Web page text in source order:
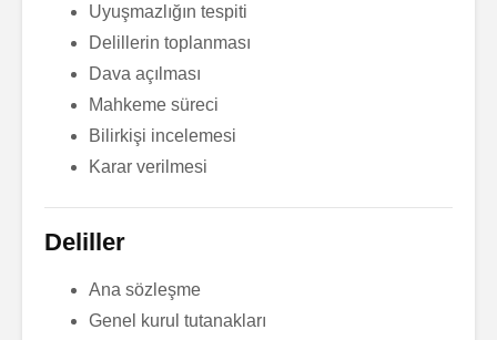
Uyuşmazlığın tespiti
Delillerin toplanması
Dava açılması
Mahkeme süreci
Bilirkişi incelemesi
Karar verilmesi
Deliller
Ana sözleşme
Genel kurul tutanakları